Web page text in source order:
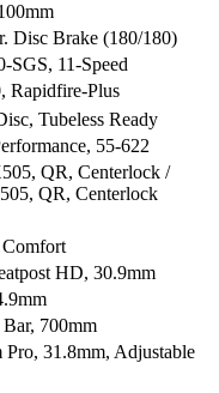
Disc Brake (180/180)
SGS, 11-Speed
Rapidfire-Plus
Tubeless Ready
55-622
QR, Centerlock /
QR, Centerlock
Comfort
HD, 30.9mm
700mm
31.8mm, Adjustable